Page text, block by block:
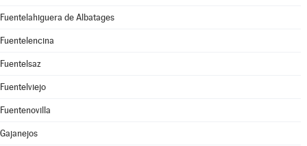
Fuentelahiguera de Albatages
Fuentelencina
Fuentelsaz
Fuentelviejo
Fuentenovilla
Gajanejos